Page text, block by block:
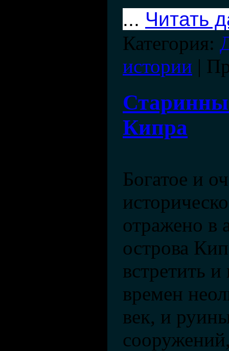
... Читать
Категория:
истории |
Кипра
Богатое и
отражено в
острова
встретить
времен
век, и